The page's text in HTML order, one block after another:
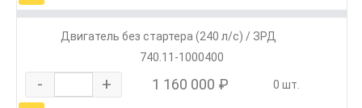
Двигатель без стартера (240 л/с) / ЗРД
740.11-1000400
- + 1 160 000 ₽ 0 шт.